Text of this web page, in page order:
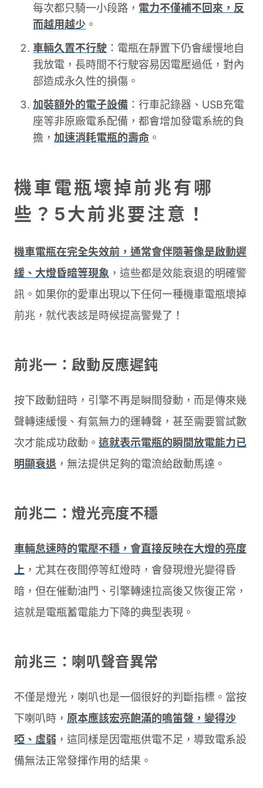
每次都只騎一小段路， 電力不僅補不回來，反
而越用越少 。
車輛久置不行駛 ：電瓶在靜置下仍會緩慢地自
我放電，長時間不行駛容易因電壓過低，對內
部造成永久性的損傷。
加裝額外的電子設備 ：行車記錄器、USB充電
座等非原廠電系配備，都會增加發電系統的負
擔， 加速消耗電瓶的壽命 。
機車電瓶壞掉前兆有哪
些？5大前兆要注意！
機車電瓶在完全失效前，通常會伴隨著像是啟動遲
緩、大燈昏暗等現象 ，這些都是效能衰退的明確警
訊。如果你的愛車出現以下任何一種機車電瓶壞掉
前兆，就代表該是時候提高警覺了！
前兆一：啟動反應遲鈍
按下啟動鈕時，引擎不再是瞬間發動，而是傳來幾
聲轉速緩慢、有氣無力的運轉聲，甚至需要嘗試數
次才能成功啟動。 這就表示電瓶的瞬間放電能力已
明顯衰退 ，無法提供足夠的電流給啟動馬達。
前兆二：燈光亮度不穩
車輛怠速時的電壓不穩，會直接反映在大燈的亮度
上 ，尤其在夜間停等紅燈時，會發現燈光變得昏
暗，但在催動油門、引擎轉速拉高後又恢復正常，
這就是電瓶蓄電能力下降的典型表現。
前兆三：喇叭聲音異常
不僅是燈光，喇叭也是一個很好的判斷指標。當按
下喇叭時， 原本應該宏亮飽滿的鳴笛聲，變得沙
啞、虛弱 ，這同樣是因電瓶供電不足，導致電系設
備無法正常發揮作用的結果。